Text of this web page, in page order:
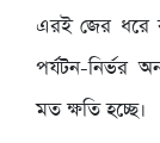
এরই জের ধরে
পর্যটন-নির্ভর
মত ক্ষতি হচ্ছে।